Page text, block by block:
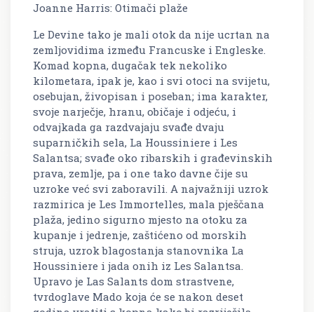
Joanne Harris: Otimači plaže
Le Devine tako je mali otok da nije ucrtan na
zemljovidima između Francuske i Engleske.
Komad kopna, dugačak tek nekoliko
kilometara, ipak je, kao i svi otoci na svijetu,
osebujan, živopisan i poseban; ima karakter,
svoje narječje, hranu, običaje i odjeću, i
odvajkada ga razdvajaju svađe dvaju
suparničkih sela, La Houssiniere i Les
Salantsa; svađe oko ribarskih i građevinskih
prava, zemlje, pa i one tako davne čije su
uzroke već svi zaboravili. A najvažniji uzrok
razmirica je Les Immortelles, mala pješčana
plaža, jedino sigurno mjesto na otoku za
kupanje i jedrenje, zaštićeno od morskih
struja, uzrok blagostanja stanovnika La
Houssiniere i jada onih iz Les Salantsa.
Upravo je Las Salants dom strastvene,
tvrdoglave Mado koja će se nakon deset